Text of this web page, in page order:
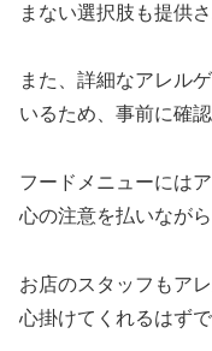
まない選択肢も提供
また、詳細なアレル
いるため、事前に確
フードメニューには
心の注意を払いなが
お店のスタッフもア
心掛けてくれるはずで